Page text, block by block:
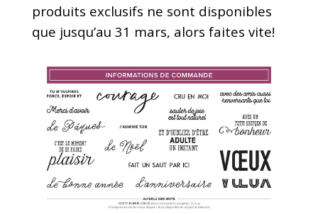
produits exclusifs ne sont disponibles
que jusqu’au 31 mars, alors faites vite!